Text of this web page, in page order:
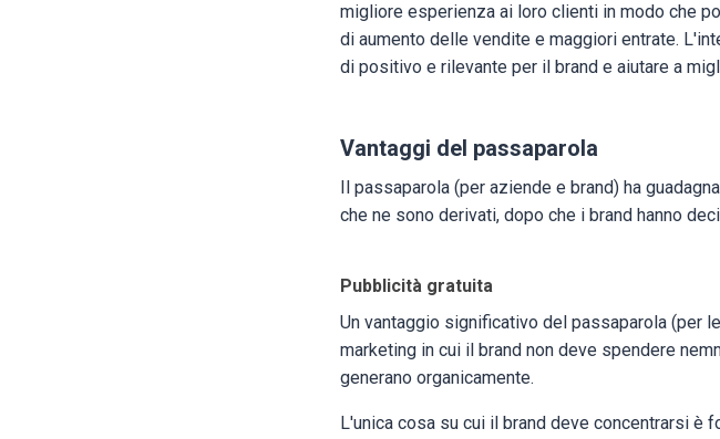
migliore esperienza ai loro clienti in modo che
di aumento delle vendite e maggiori entrate.
di positivo e rilevante per il brand e aiutare a
Vantaggi del passaparola
Il passaparola (per aziende e brand) ha
che ne sono derivati, dopo che i brand hanno
Pubblicità gratuita
Un vantaggio significativo del passaparola (per
marketing in cui il brand non deve spendere
generano organicamente.
L'unica cosa su cui il brand deve concentrarsi è